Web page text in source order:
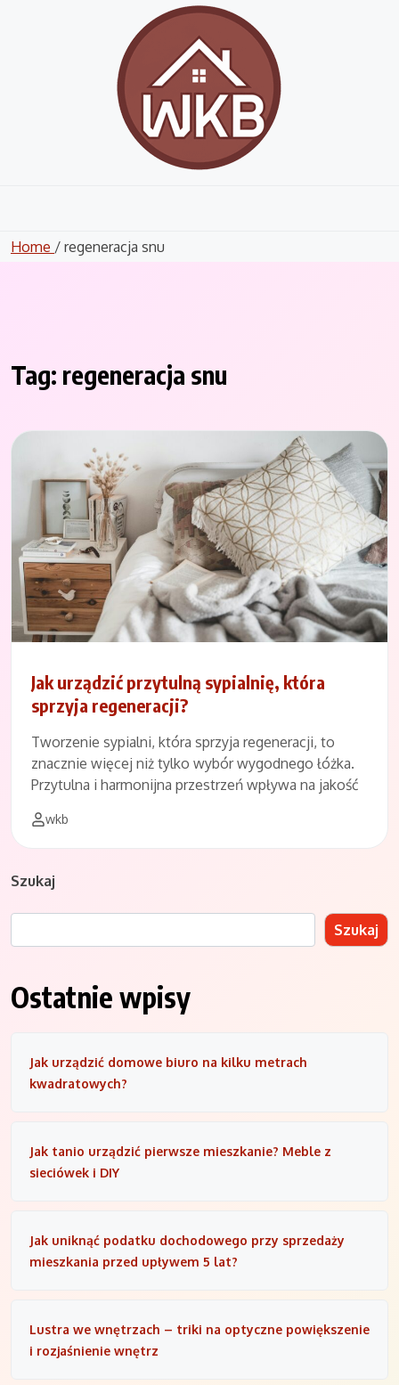
Home / regeneracja snu
Tag: regeneracja snu
Jak urządzić przytulną sypialnię, która
sprzyja regeneracji?
Tworzenie sypialni, która sprzyja regeneracji, to
znacznie więcej niż tylko wybór wygodnego łóżka.
Przytulna i harmonijna przestrzeń wpływa na jakość
wkb
Szukaj
Szukaj
Ostatnie wpisy
Jak urządzić domowe biuro na kilku metrach
kwadratowych?
Jak tanio urządzić pierwsze mieszkanie? Meble z
sieciówek i DIY
Jak uniknąć podatku dochodowego przy sprzedaży
mieszkania przed upływem 5 lat?
Lustra we wnętrzach – triki na optyczne powiększenie
i rozjaśnienie wnętrz